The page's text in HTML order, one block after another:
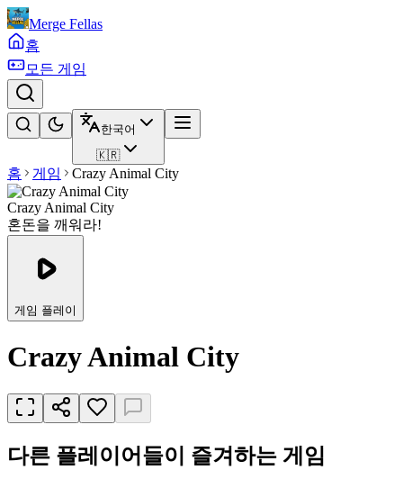
Merge Fellas
홈
모든 게임
한국어
🇰🇷
홈 게임 Crazy Animal City
Crazy Animal City
혼돈을 깨워라!
게임 플레이
Crazy Animal City
다른 플레이어들이 즐겨하는 게임